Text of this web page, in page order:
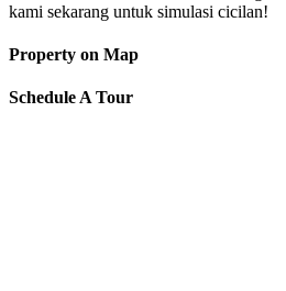
kami sekarang untuk simulasi cicilan!
Property on Map
Schedule A Tour